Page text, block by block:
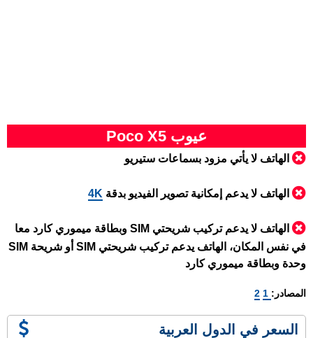
عيوب Poco X5
الهاتف لا يأتي مزود بسماعات ستيريو
الهاتف لا يدعم إمكانية تصوير الفيديو بدقة 4K
الهاتف لا يدعم تركيب شريحتي SIM وبطاقة ميموري كارد معا
في نفس المكان، الهاتف يدعم تركيب شريحتي SIM أو شريحة SIM
وحدة وبطاقة ميموري كارد
المصادر: 2
السعر في الدول العربية